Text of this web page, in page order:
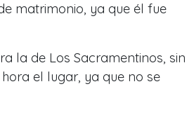
matrimonio, ya que él fue
la de Los Sacramentinos, sin
el lugar, ya que no se